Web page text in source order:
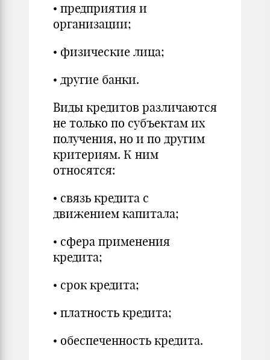
• предприятия и
организации;
• физические лица;
• другие банки.
Виды кредитов различаются
не только по субъектам их
получения, но и по другим
критериям. К ним
относятся:
• связь кредита с
движением капитала;
• сфера применения
кредита;
• срок кредита;
• платность кредита;
• обеспеченность кредита.